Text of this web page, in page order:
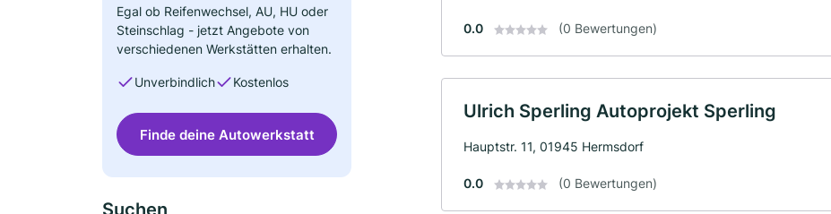
Egal ob Reifenwechsel, AU, HU oder
Steinschlag - jetzt Angebote von
verschiedenen Werkstätten erhalten.
Unverbindlich Kostenlos
Finde deine Autowerkstatt
Suchen
0.0 (0 Bewertungen)
Ulrich Sperling Autoprojekt Sperling
Hauptstr. 11, 01945 Hermsdorf
0.0 (0 Bewertungen)